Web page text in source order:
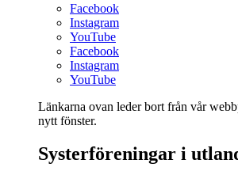
Facebook
Instagram
YouTube
Facebook
Instagram
YouTube
Länkarna ovan leder bort från vår
nytt fönster.
Systerföreningar i